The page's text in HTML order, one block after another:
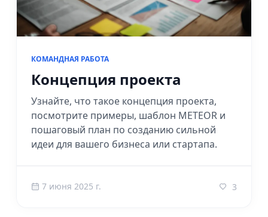
КОМАНДНАЯ РАБОТА
Концепция проекта
Узнайте, что такое концепция проекта,
посмотрите примеры, шаблон METEOR и
пошаговый план по созданию сильной
идеи для вашего бизнеса или стартапа.
7 июня 2025 г. 3